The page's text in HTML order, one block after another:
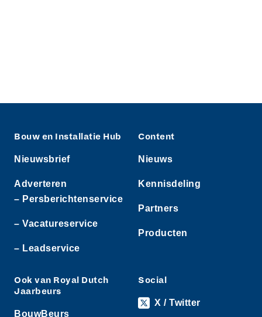
Bouw en Installatie Hub
Nieuwsbrief
Adverteren
– Persberichtenservice
– Vacatureservice
– Leadservice
Content
Nieuws
Kennisdeling
Partners
Producten
Ook van Royal Dutch
Jaarbeurs
BouwBeurs
Social
X / Twitter